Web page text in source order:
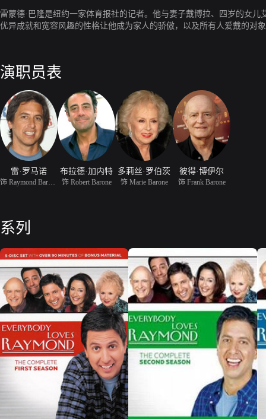
雷蒙德·巴隆是纽约一家体育报社的记者。他与妻子戴博拉、四岁的女
优异成就和宽容风趣的性格让他成为家人的骄傲，以及所有人爱戴的对
演职员表
雷·罗马诺 布拉德·加内特
饰 Robert Barone
多莉丝·罗伯茨
饰 Marie Barone
彼得·博伊尔
饰 Frank Barone
系列